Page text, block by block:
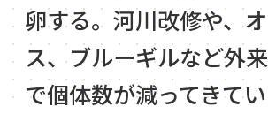
卵する。河川改修や、
ス、ブルーギルなど外
で個体数が減ってきてい